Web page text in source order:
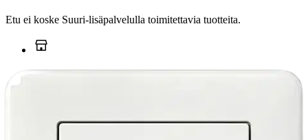
Etu ei koske Suuri‑lisäpalvelulla toimitettavia tuotteita.